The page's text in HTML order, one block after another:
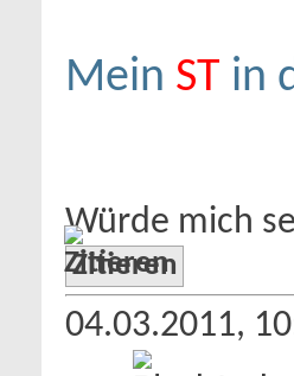
Mein ST in
Würde mich
Zitieren
04.03.2011,